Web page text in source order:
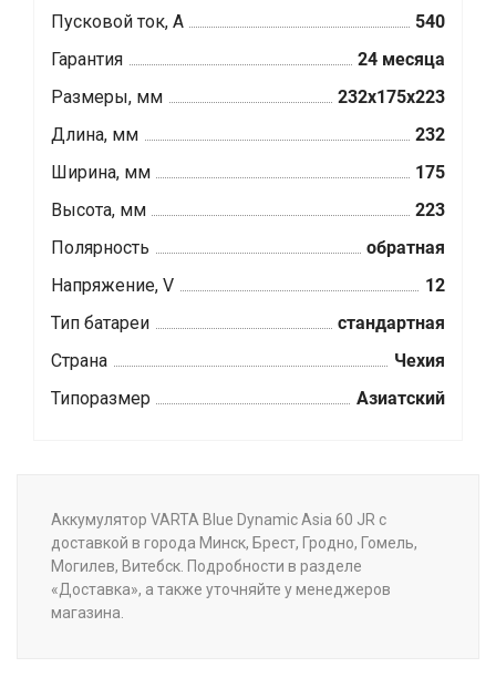
Пусковой ток, А
540
Гарантия
24 месяца
Размеры, мм
232x175x223
Длина, мм
232
Ширина, мм
175
Высота, мм
223
Полярность
обратная
Напряжение, V
12
Тип батареи
стандартная
Страна
Чехия
Типоразмер
Азиатский
Аккумулятор VARTA Blue Dynamic Asia 60 JR с
доставкой в города Минск, Брест, Гродно, Гомель,
Могилев, Витебск. Подробности в разделе
«Доставка», а также уточняйте у менеджеров
магазина.